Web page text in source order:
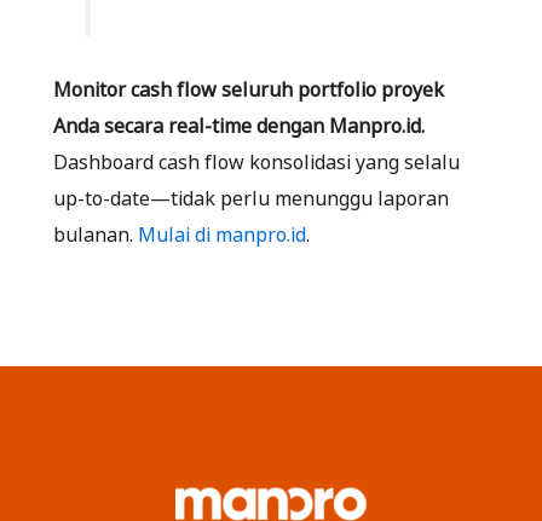
Monitor cash flow seluruh portfolio proyek
Anda secara real-time dengan Manpro.id.
Dashboard cash flow konsolidasi yang selalu
up-to-date—tidak perlu menunggu laporan
bulanan. Mulai di manpro.id.